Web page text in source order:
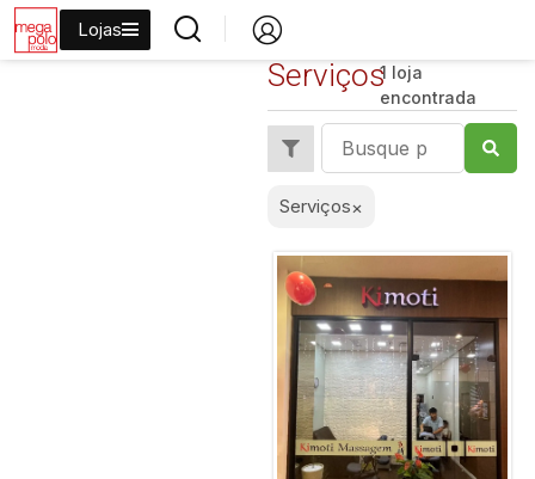
Lojas
Serviços1 loja
encontrada
Serviços×